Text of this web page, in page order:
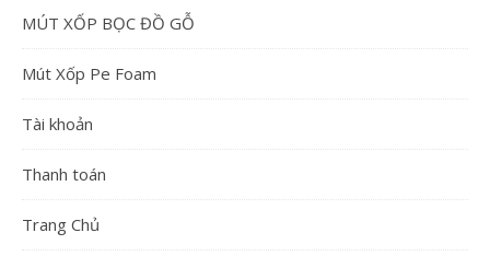
MÚT XỐP BỌC ĐỒ GỖ
Mút Xốp Pe Foam
Tài khoản
Thanh toán
Trang Chủ